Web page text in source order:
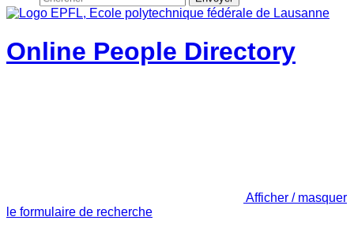
Online People Directory
Afficher / masquer
le formulaire de recherche